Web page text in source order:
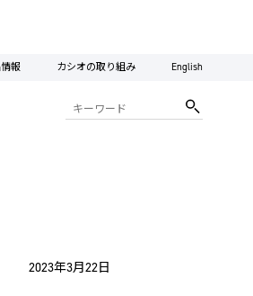
報 カシオの取り組み English
2023年3月22日